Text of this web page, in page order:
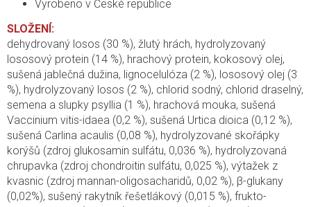
Vyrobeno v České republice
SLOŽENÍ:
dehydrovaný losos (30 %), žlutý hrách, hydrolyzovaný
lososový protein (14 %), hrachový protein, kokosový olej,
sušená jablečná dužina, lignocelulóza (2 %), lososový olej (3
%), hydrolyzovaný losos (2 %), chlorid sodný, chlorid draselný,
semena a slupky psyllia (1 %), hrachová mouka, sušená
Vaccinium vitis-idaea (0,2 %), sušená Urtica dioica (0,12 %),
sušená Carlina acaulis (0,08 %), hydrolyzované skořápky
korýšů (zdroj glukosamin sulfátu, 0,036 %), hydrolyzovaná
chrupavka (zdroj chondroitin sulfátu, 0,025 %), výtažek z
kvasnic (zdroj mannan-oligosacharidů, 0,02 %), β-glukany
(0,02%), sušený rakytník řešetlákový (0,015 %), frukto-